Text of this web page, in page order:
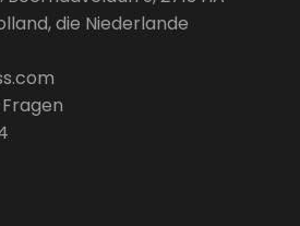
die Niederlande